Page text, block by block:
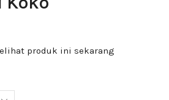
produk ini sekarang